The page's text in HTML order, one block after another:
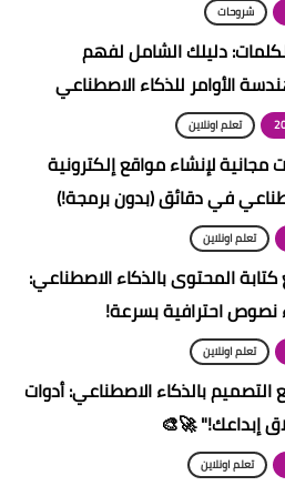
شروحات
دليلك الشامل لفهم
الأوامر للذكاء الاصطناعي
تعلم اونلاين
أدوات مجانية لإنشاء مواقع إلكترونية
في دقائق (بدون برمجة!)
تعلم اونلاين
المحتوى بالذكاء الاصطناعي:
نصوص احترافية بسرعة!
تعلم اونلاين
بالذكاء الاصطناعي: أدوات
إبداعك!" 🚀🎨
تعلم اونلاين